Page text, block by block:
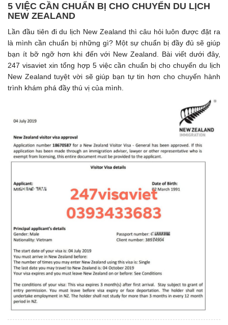
5 VIỆC CẦN CHUẨN BỊ CHO CHUYỂN DU LỊCH
NEW ZEALAND
Lần đầu tiên đi du lịch New Zealand thì câu hỏi luôn được đặt ra
là mình cần chuẩn bị những gì? Một sự chuẩn bị đầy đủ sẽ giúp
bạn ít bỡ ngỡ hơn khi đến với New Zealand. Bài viết dưới đây,
247 visaviet xin tổng hợp 5 việc cần chuẩn bị cho chuyến du lịch
New Zealand tuyệt vời sẽ giúp bạn tự tin hơn cho chuyến hành
trình khám phá đầy thú vị của mình.